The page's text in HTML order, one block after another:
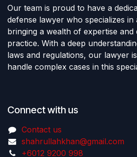
Our team is proud to have a
defense lawyer who specializes
bringing a wealth of expertise
practice. With a deep
laws and regulations, our lawyer
handle complex cases in this
Connect with us
Contact us
shahrullahkhan@gmail.com
+6012 9200 998